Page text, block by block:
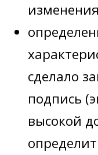
сделало
подпись
высокой